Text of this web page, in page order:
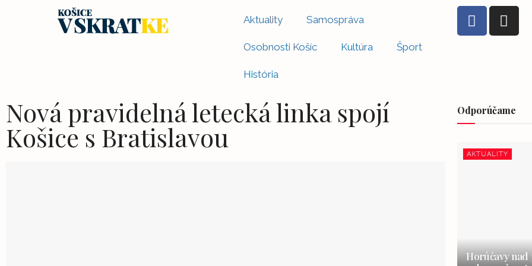
Aktuality Samospráva
Osobnosti Košíc Kultúra Šport
História
Nová pravidelná letecká linka spojí
Košice s Bratislavou
Odporúčame
AKTUALITY
Horúčavy nad